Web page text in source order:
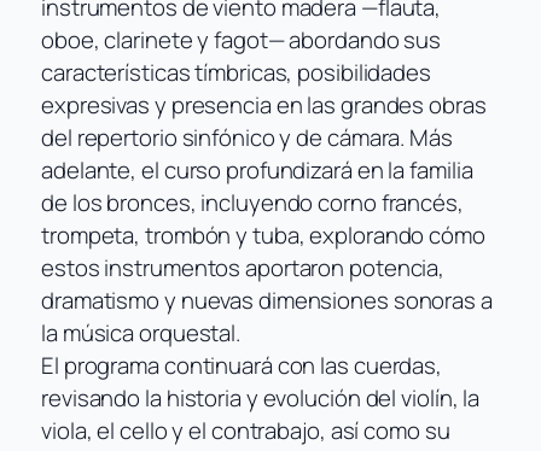
instrumentos de viento madera —flauta,
oboe, clarinete y fagot— abordando sus
características tímbricas, posibilidades
expresivas y presencia en las grandes obras
del repertorio sinfónico y de cámara. Más
adelante, el curso profundizará en la familia
de los bronces, incluyendo corno francés,
trompeta, trombón y tuba, explorando cómo
estos instrumentos aportaron potencia,
dramatismo y nuevas dimensiones sonoras a
la música orquestal.
El programa continuará con las cuerdas,
revisando la historia y evolución del violín, la
viola, el cello y el contrabajo, así como su